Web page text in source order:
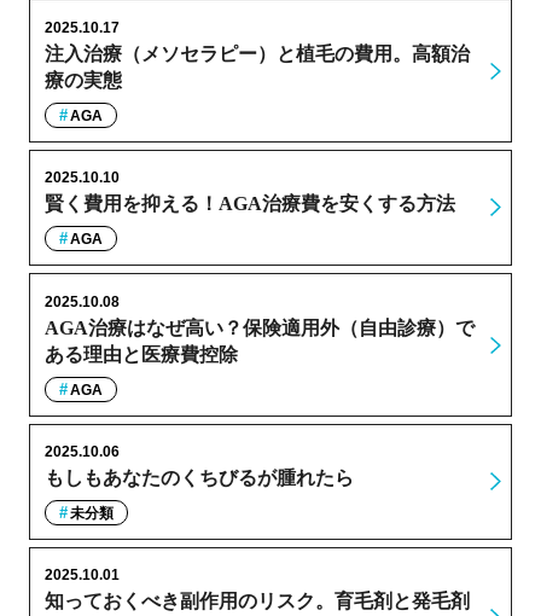
注入治療（メソセラピー）と植毛の費用。高額治
療の実態
2025.10.17
AGA
賢く費用を抑える！AGA治療費を安くする方法
2025.10.10
AGA
AGA治療はなぜ高い？保険適用外（自由診療）で
ある理由と医療費控除
2025.10.08
AGA
もしもあなたのくちびるが腫れたら
2025.10.06
未分類
知っておくべき副作用のリスク。育毛剤と発毛剤
2025.10.01